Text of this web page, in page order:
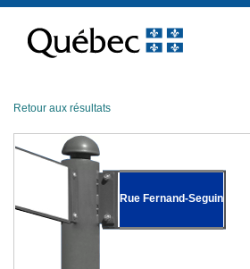
contenu
Retour aux résultats
Rue Fernand-Seguin